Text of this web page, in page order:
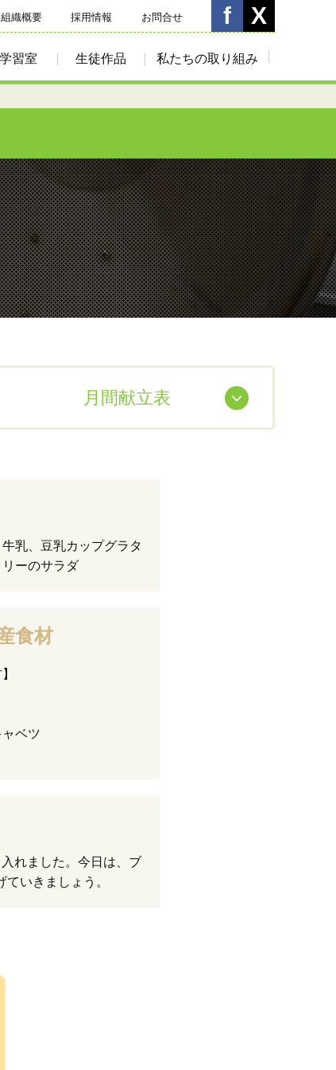
組織概要 採用情報 お問合せ
習室 生徒作品 私たちの取り組み
月間献立表
乳、豆乳カップグラタ
ーのサラダ
食材
ベツ
れました。今日は、ブ
いきましょう。